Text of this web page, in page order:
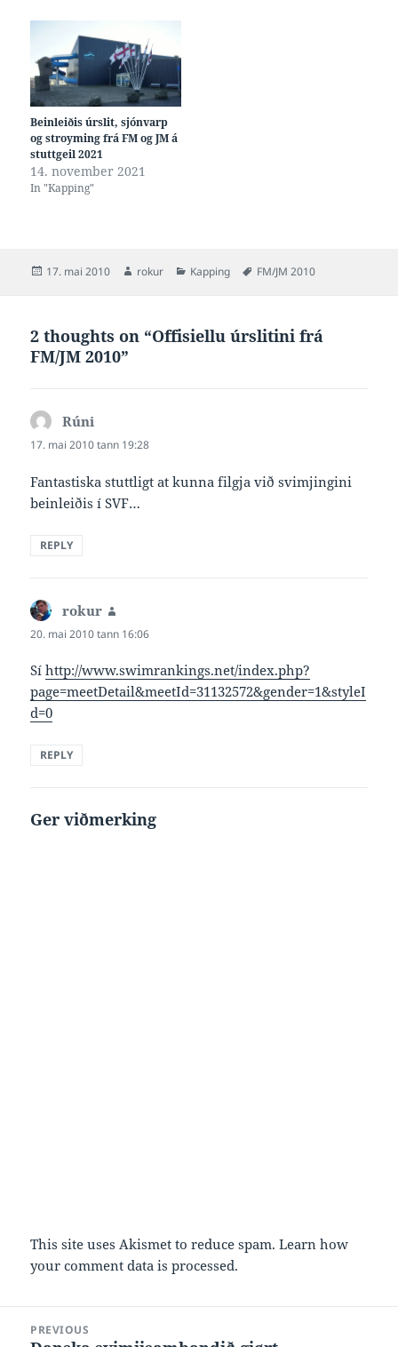
Beinleiðis úrslit, sjónvarp
og stroyming frá FM og JM á
stuttgeil 2021
14. november 2021
In "Kapping"
Posted
17. mai 2010 Author
rokur Categories
Kapping Tags
FM/JM 2010
2 thoughts on “Offisiellu úrslitini frá
FM/JM 2010”
Rúni
17. mai 2010 tann 19:28
Fantastiska stuttligt at kunna filgja við svimjingini
beinleiðis í SVF…
REPLY
rokur
20. mai 2010 tann 16:06
Síhttp://www.swimrankings.net/index.php?
page=meetDetail&meetId=31132572&gender=1&styleI
d=0
REPLY
Ger viðmerking
This site uses Akismet to reduce spam.Learn how
your comment data is processed.
navigation
PREVIOUS